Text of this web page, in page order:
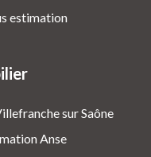
estimation
sur Saône
Anse